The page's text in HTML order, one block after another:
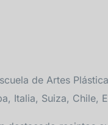
de Artes
Italia, Suiza, Chile,